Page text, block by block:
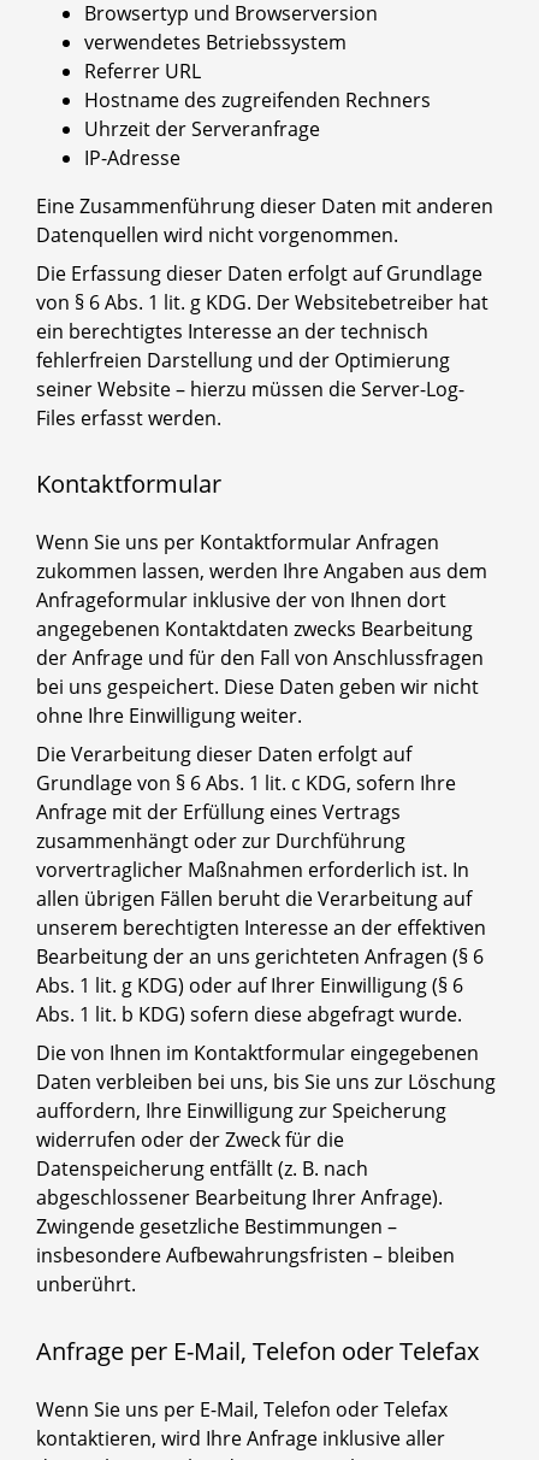
Browsertyp und Browserversion
verwendetes Betriebssystem
Referrer URL
Hostname des zugreifenden Rechners
Uhrzeit der Serveranfrage
IP-Adresse
Eine Zusammenführung dieser Daten mit anderen
Datenquellen wird nicht vorgenommen.
Die Erfassung dieser Daten erfolgt auf Grundlage
von § 6 Abs. 1 lit. g KDG. Der Websitebetreiber hat
ein berechtigtes Interesse an der technisch
fehlerfreien Darstellung und der Optimierung
seiner Website – hierzu müssen die Server-Log-
Files erfasst werden.
Kontaktformular
Wenn Sie uns per Kontaktformular Anfragen
zukommen lassen, werden Ihre Angaben aus dem
Anfrageformular inklusive der von Ihnen dort
angegebenen Kontaktdaten zwecks Bearbeitung
der Anfrage und für den Fall von Anschlussfragen
bei uns gespeichert. Diese Daten geben wir nicht
ohne Ihre Einwilligung weiter.
Die Verarbeitung dieser Daten erfolgt auf
Grundlage von § 6 Abs. 1 lit. c KDG, sofern Ihre
Anfrage mit der Erfüllung eines Vertrags
zusammenhängt oder zur Durchführung
vorvertraglicher Maßnahmen erforderlich ist. In
allen übrigen Fällen beruht die Verarbeitung auf
unserem berechtigten Interesse an der effektiven
Bearbeitung der an uns gerichteten Anfragen (§ 6
Abs. 1 lit. g KDG) oder auf Ihrer Einwilligung (§ 6
Abs. 1 lit. b KDG) sofern diese abgefragt wurde.
Die von Ihnen im Kontaktformular eingegebenen
Daten verbleiben bei uns, bis Sie uns zur Löschung
auffordern, Ihre Einwilligung zur Speicherung
widerrufen oder der Zweck für die
Datenspeicherung entfällt (z. B. nach
abgeschlossener Bearbeitung Ihrer Anfrage).
Zwingende gesetzliche Bestimmungen –
insbesondere Aufbewahrungsfristen – bleiben
unberührt.
Anfrage per E-Mail, Telefon oder Telefax
Wenn Sie uns per E-Mail, Telefon oder Telefax
kontaktieren, wird Ihre Anfrage inklusive aller